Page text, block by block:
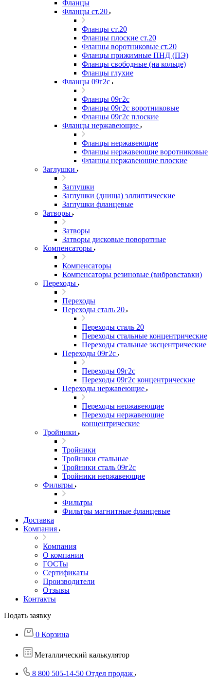
Фланцы
Фланцы ст.20
Фланцы ст.20
Фланцы плоские ст.20
Фланцы воротниковые ст.20
Фланцы прижимные ПНД (ПЭ)
Фланцы свободные (на кольце)
Фланцы глухие
Фланцы 09г2с
Фланцы 09г2с
Фланцы 09г2с воротниковые
Фланцы 09г2с плоские
Фланцы нержавеющие
Фланцы нержавеющие
Фланцы нержавеющие воротниковые
Фланцы нержавеющие плоские
Заглушки
Заглушки
Заглушки (днища) эллиптические
Заглушки фланцевые
Затворы
Затворы
Затворы дисковые поворотные
Компенсаторы
Компенсаторы
Компенсаторы резиновые (вибровставки)
Переходы
Переходы
Переходы сталь 20
Переходы сталь 20
Переходы стальные концентрические
Переходы стальные эксцентрические
Переходы 09г2с
Переходы 09г2с
Переходы 09г2с концентрические
Переходы нержавеющие
Переходы нержавеющие
Переходы нержавеющие
концентрические
Тройники
Тройники
Тройники стальные
Тройники сталь 09г2с
Тройники нержавеющие
Фильтры
Фильтры
Фильтры магнитные фланцевые
Доставка
Компания
Компания
О компании
ГОСТы
Сертификаты
Производители
Отзывы
Контакты
Подать заявку
0 Корзина
Металлический калькулятор
8 800 505-14-50 Отдел продаж